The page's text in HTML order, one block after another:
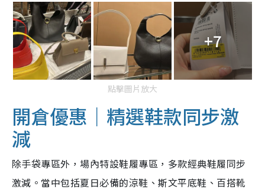
+7
點擊圖片放大
開倉優惠｜精選鞋款同步激
減
除手袋專區外，場內特設鞋履專區，多款經典鞋履同步
激減。當中包括夏日必備的涼鞋、斯文平底鞋、百搭靴